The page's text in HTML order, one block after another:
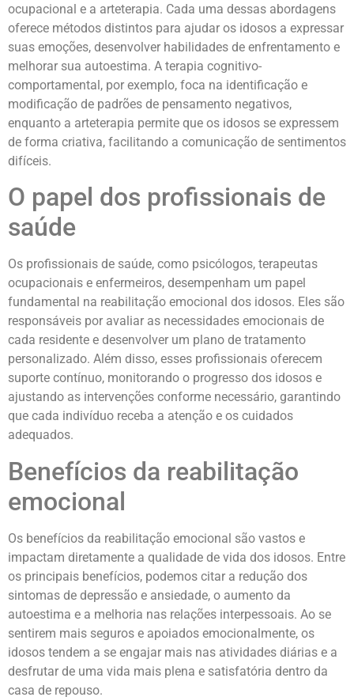
ocupacional e a arteterapia. Cada uma dessas abordagens
oferece métodos distintos para ajudar os idosos a expressar
suas emoções, desenvolver habilidades de enfrentamento e
melhorar sua autoestima. A terapia cognitivo-
comportamental, por exemplo, foca na identificação e
modificação de padrões de pensamento negativos,
enquanto a arteterapia permite que os idosos se expressem
de forma criativa, facilitando a comunicação de sentimentos
difíceis.
O papel dos profissionais de
saúde
Os profissionais de saúde, como psicólogos, terapeutas
ocupacionais e enfermeiros, desempenham um papel
fundamental na reabilitação emocional dos idosos. Eles são
responsáveis por avaliar as necessidades emocionais de
cada residente e desenvolver um plano de tratamento
personalizado. Além disso, esses profissionais oferecem
suporte contínuo, monitorando o progresso dos idosos e
ajustando as intervenções conforme necessário, garantindo
que cada indivíduo receba a atenção e os cuidados
adequados.
Benefícios da reabilitação
emocional
Os benefícios da reabilitação emocional são vastos e
impactam diretamente a qualidade de vida dos idosos. Entre
os principais benefícios, podemos citar a redução dos
sintomas de depressão e ansiedade, o aumento da
autoestima e a melhoria nas relações interpessoais. Ao se
sentirem mais seguros e apoiados emocionalmente, os
idosos tendem a se engajar mais nas atividades diárias e a
desfrutar de uma vida mais plena e satisfatória dentro da
casa de repouso.